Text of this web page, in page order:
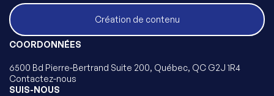
Création de contenu
COORDONNÉES
6500 Bd Pierre-Bertrand Suite 200, Québec, QC G2J 1R4
Contactez-nous
SUIS-NOUS